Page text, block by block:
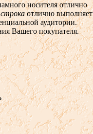
носителя отлично
отлично выполняет
аудитории.
Вашего покупателя.